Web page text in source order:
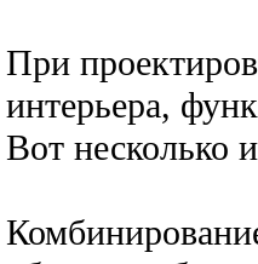
При
интерьера,
Вот несколько